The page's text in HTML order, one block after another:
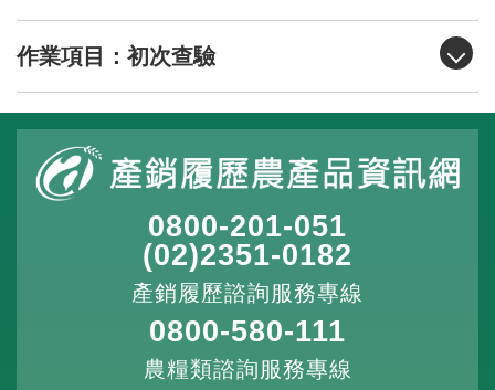
作業項目：初次查驗
0800-201-051
(02)2351-0182
產銷履歷諮詢服務專線
0800-580-111
農糧類諮詢服務專線